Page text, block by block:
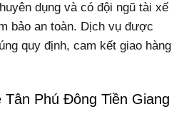
dụng và có đội ngũ tài xế
bảo an toàn. Dịch vụ được
quy định, cam kết giao hàng
Phú Đông Tiền Giang